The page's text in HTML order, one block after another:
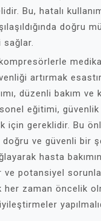
Bu, hatalı
doğru
sağlar.
artırmak
düzenli bakım ve
eğitimi,
için gereklidir. Bu
doğru ve güvenli bir
hasta
ve potansiyel
her zaman öncelik